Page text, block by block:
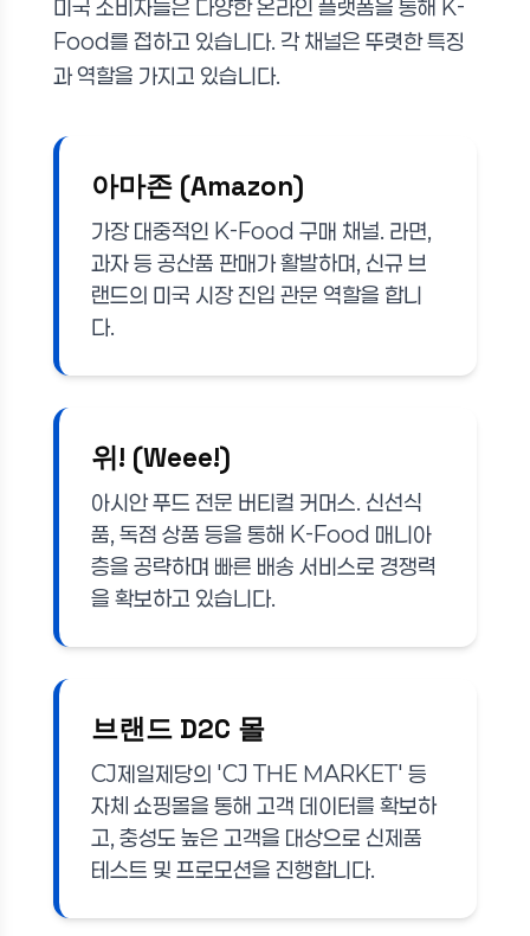
미국 소비자들은 다양한 온라인 플랫폼을 통해 K-
Food를 접하고 있습니다. 각 채널은 뚜렷한 특징
과 역할을 가지고 있습니다.
아마존 (Amazon)
가장 대중적인 K-Food 구매 채널. 라면,
과자 등 공산품 판매가 활발하며, 신규 브
랜드의 미국 시장 진입 관문 역할을 합니
다.
위! (Weee!)
아시안 푸드 전문 버티컬 커머스. 신선식
품, 독점 상품 등을 통해 K-Food 매니아
층을 공략하며 빠른 배송 서비스로 경쟁력
을 확보하고 있습니다.
브랜드 D2C 몰
CJ제일제당의 'CJ THE MARKET' 등
자체 쇼핑몰을 통해 고객 데이터를 확보하
고, 충성도 높은 고객을 대상으로 신제품
테스트 및 프로모션을 진행합니다.